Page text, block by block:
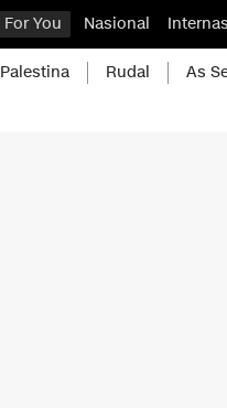
For You Nasional
Palestina Rudal As